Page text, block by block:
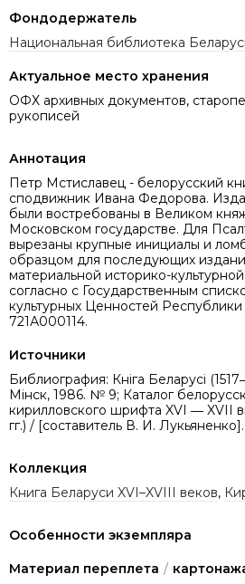
Фондодержатель
Национальная библиотека
Актуальное место хранения
ОФХ архивных документов,
рукописей
Аннотация
Петр Мстиславец - белорусский
сподвижник Ивана Федорова.
были востребованы в Великом
Московском государстве. Для
вырезаны крупные инициалы и
образцом для последующих
материальной историко-
согласно с Государственным
культурных Ценностей
721А000114.
Источники
Библиография: Кніга Беларусі
Мінск, 1986. № 9; Каталог
кирилловского шрифта XVI ― XVII
гг.) / [составитель В. И.
Коллекция
Книга Беларуси XVI–XVIII веков,
Особенности экземпляра
Материал переплета /